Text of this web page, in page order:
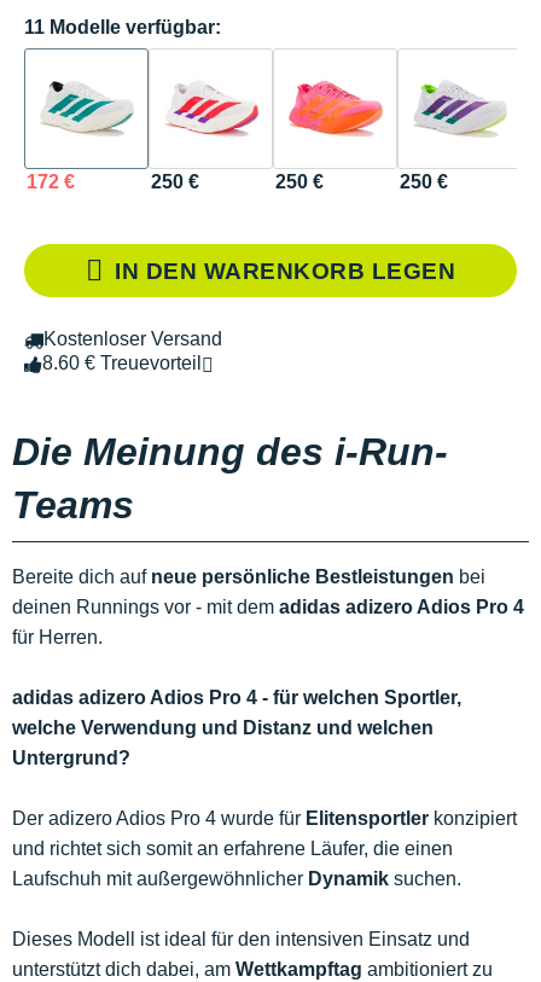
11 Modelle verfügbar:
172 € 250 € 250 € 250 €
IN DEN WARENKORB LEGEN
Kostenloser Versand
8.60 € Treuevorteil
Die Meinung des i-Run-
Teams
Bereite dich auf neue persönliche Bestleistungen bei
deinen Runnings vor - mit dem adidas adizero Adios Pro 4
für Herren.
adidas adizero Adios Pro 4 - für welchen Sportler,
welche Verwendung und Distanz und welchen
Untergrund?
Der adizero Adios Pro 4 wurde für Elitensportler konzipiert
und richtet sich somit an erfahrene Läufer, die einen
Laufschuh mit außergewöhnlicher Dynamik suchen.
Dieses Modell ist ideal für den intensiven Einsatz und
unterstützt dich dabei, am Wettkampftag ambitioniert zu